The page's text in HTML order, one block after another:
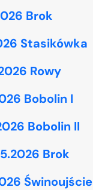
Brok
Stasikówka
Rowy
Bobolin I
Bobolin II
Brok
Świnoujście